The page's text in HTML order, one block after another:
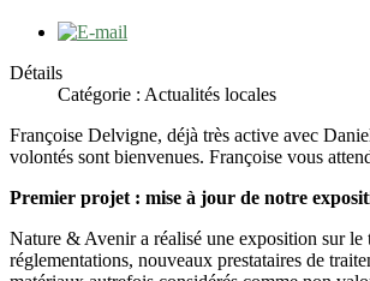
Détails
Catégorie : Actualités locales
Françoise Delvigne, déjà très active avec
volontés sont bienvenues. Françoise vous
Premier projet : mise à jour de notre
Nature & Avenir a réalisé une exposition sur le
réglementations, nouveaux prestataires de